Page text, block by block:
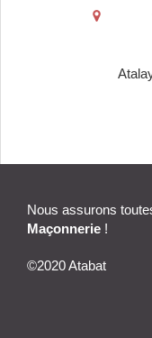
Nous assurons
Maçonnerie !
©2020 Atabat